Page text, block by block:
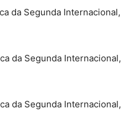
da Segunda Internacional,
da Segunda Internacional,
da Segunda Internacional,